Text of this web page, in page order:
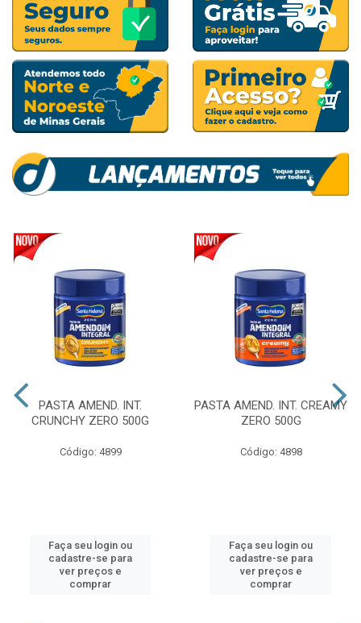
PASTA AMEND. INT.
CRUNCHY ZERO 500G
Código: 4899
Faça seu login ou
cadastre-se para
ver preços e
comprar
PASTA AMEND. INT. CREAMY
ZERO 500G
Código: 4898
Faça seu login ou
cadastre-se para
ver preços e
comprar